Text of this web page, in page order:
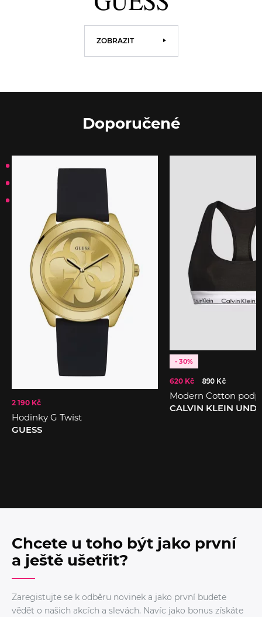
ZOBRAZIT
Doporučené
2 190 Kč
Hodinky G Twist
GUESS
- 30%
620 Kč 890 Kč
Modern Cotton
CALVIN KLEIN
Chcete u toho být jako první
a ještě ušetřit?
Zaregistujte se k odběru novinek a jako první budete
vědět o našich akcích a slevách. Navíc jako bonus získáte